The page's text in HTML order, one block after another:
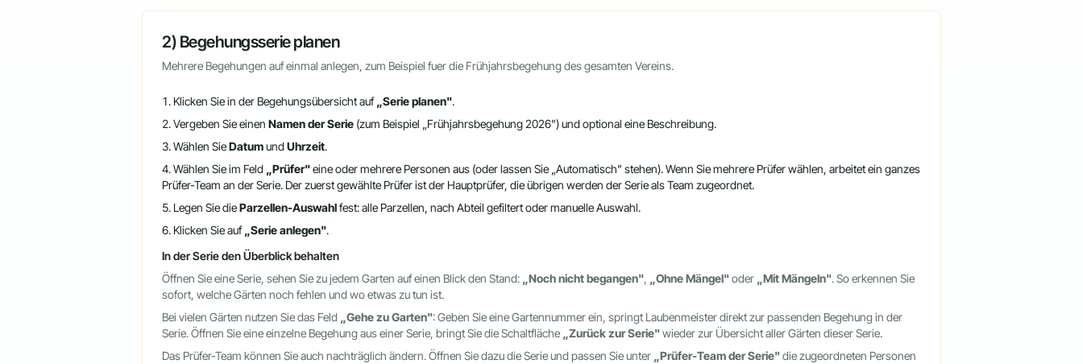
2) Begehungsserie planen
Mehrere Begehungen auf einmal anlegen, zum Beispiel fuer die Frühjahrsbegehung des gesamten Vereins.
Klicken Sie in der Begehungsübersicht auf „Serie planen".
Vergeben Sie einen Namen der Serie (zum Beispiel „Frühjahrsbegehung 2026") und optional eine Beschreibung.
Wählen SieDatumundUhrzeit.
Wählen Sie im Feld „Prüfer"eine oder mehrere Personen aus (oder lassen Sie „Automatisch" stehen). Wenn Sie mehrere Prüfer wählen, arbeitet ein ganzes
Prüfer-Team an der Serie. Der zuerst gewählte Prüfer ist der Hauptprüfer, die übrigen werden der Serie als Team zugeordnet.
Legen Sie dieParzellen-Auswahlfest: alle Parzellen, nach Abteil gefiltert oder manuelle Auswahl.
Klicken Sie auf „Serie anlegen".
In der Serie den Überblick behalten
Öffnen Sie eine Serie, sehen Sie zu jedem Garten auf einen Blick den Stand: „Noch nicht begangen", „Ohne Mängel"oder „Mit Mängeln". So erkennen Sie
sofort, welche Gärten noch fehlen und wo etwas zu tun ist.
Bei vielen Gärten nutzen Sie das Feld „Gehe zu Garten": Geben Sie eine Gartennummer ein, springt Laubenmeister direkt zur passenden Begehung in der
Serie. Öffnen Sie eine einzelne Begehung aus einer Serie, bringt Sie die Schaltfläche „Zurück zur Serie"wieder zur Übersicht aller Gärten dieser Serie.
Das Prüfer-Team können Sie auch nachträglich ändern. Öffnen Sie dazu die Serie und passen Sie unter „Prüfer-Team der Serie"die zugeordneten Personen